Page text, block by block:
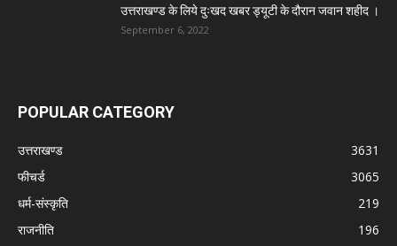
उत्तराखण्ड के लिये दुःखद खबर ड्यूटी के दौरान जवान शहीद ।
September 6, 2022
POPULAR CATEGORY
उत्तराखण्ड
3631
फीचर्ड
3065
धर्म-संस्कृति
219
राजनीति
196